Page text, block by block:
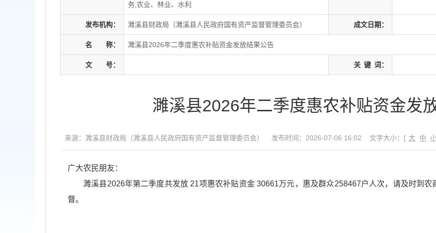
务,农业、林业、水利
发布机构： 濉溪县财政局（濉溪县人民政府国有资产监督管理委员会） 成文日期：
名 称： 濉溪县2026年二季度惠农补贴资金发放结果公告
文 号： 关 键 词：
濉溪县2026年二季度惠农补贴资金发
来源：濉溪县财政局（濉溪县人民政府国有资产监督管理委员会） 发布时间：2026-07-06 16:02 文字大小：[ 大 中
广大农民朋友：
濉溪县2026年第二季度共发放 21项惠农补贴资金 30661万元，惠及群众258467户人次，请及时到
督。